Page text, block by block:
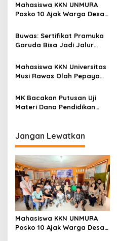
p
s
Mahasiswa KKN UNMURA
Posko 10 Ajak Warga Desa
Digital
Buwas: Sertifikat Pramuka
Garuda Bisa Jadi Jalur
dan Perguruan Tinggi
Mahasiswa KKN Universitas
Musi Rawas Olah Pepaya
Jual Tinggi, Dorong UMKM
Desa Air Satan
MK Bacakan Putusan Uji
Materi Dana Pendidikan
Implikasi Putusan
Jangan Lewatkan
Mahasiswa KKN UNMURA
Posko 10 Ajak Warga Desa